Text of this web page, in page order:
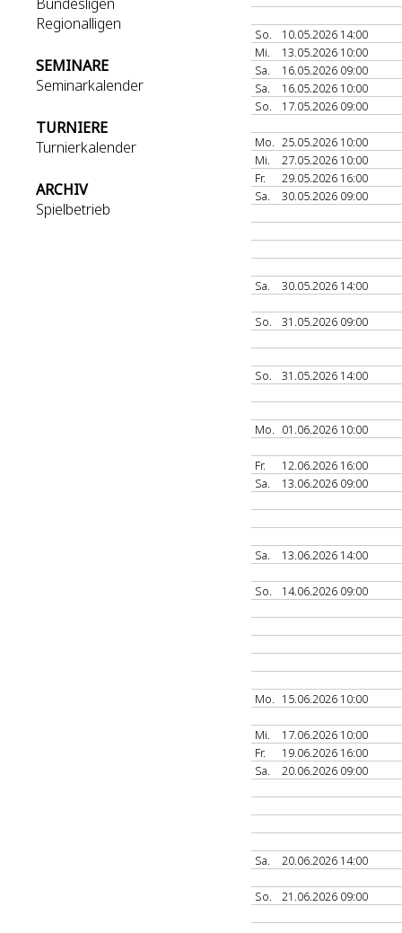
Regionalligen
SEMINARE
Seminarkalender
TURNIERE
Turnierkalender
ARCHIV
Spielbetrieb
So.
10.05.2026 14:00
Mi.
13.05.2026 10:00
Sa.
16.05.2026 09:00
Sa.
16.05.2026 10:00
So.
17.05.2026 09:00
Mo. 25.05.2026 10:00
Mi.
27.05.2026 10:00
Fr.
29.05.2026 16:00
Sa.
30.05.2026 09:00
Sa. 30.05.2026 14:00
So. 31.05.2026 09:00
So. 31.05.2026 14:00
Mo. 01.06.2026 10:00
Fr.
12.06.2026 16:00
Sa.
13.06.2026 09:00
Sa. 13.06.2026 14:00
So. 14.06.2026 09:00
Mo. 15.06.2026 10:00
Mi.
17.06.2026 10:00
Fr.
19.06.2026 16:00
Sa.
20.06.2026 09:00
Sa. 20.06.2026 14:00
So. 21.06.2026 09:00